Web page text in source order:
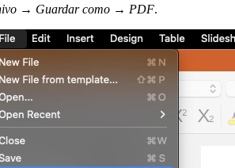
→ Guardar como → PDF.